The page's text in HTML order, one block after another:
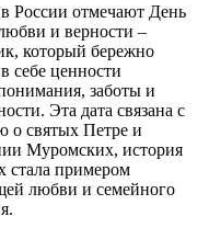
России отмечают День
и верности –
который бережно
себе ценности
заботы и
Эта дата связана с
о святых Петре и
Муромских, история
стала примером
любви и семейного